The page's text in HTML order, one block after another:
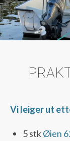
Vi leiger ut
5 stkØien